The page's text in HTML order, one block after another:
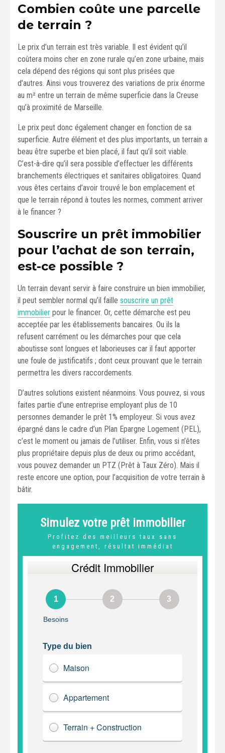
Combien coûte une parcelle
de terrain ?
Le prix d’un terrain est très variable. Il est évident qu’il
coûtera moins cher en zone rurale qu’en zone urbaine, mais
cela dépend des régions qui sont plus prisées que
d’autres. Ainsi vous trouverez des variations de prix énorme
au m² entre un terrain de même superficie dans la Creuse
qu’à proximité de Marseille.
Le prix peut donc également changer en fonction de sa
superficie. Autre élément et des plus importants, un terrain a
beau être superbe et bien placé, il faut qu’il soit viable.
C’est-à-dire qu’il sera possible d’effectuer les différents
branchements électriques et sanitaires obligatoires. Quand
vous êtes certains d’avoir trouvé le bon emplacement et
que le terrain répond à toutes les normes, comment arriver
à le financer ?
Souscrire un prêt immobilier
pour l’achat de son terrain,
est-ce possible ?
Un terrain devant servir à faire construire un bien immobilier,
il peut sembler normal qu’il faille souscrire un prêt
immobilier pour le financer. Or, cette démarche est peu
acceptée par les établissements bancaires. Ou ils la
refusent carrément ou les démarches pour que cela
aboutisse sont longues et laborieuses car il faut apporter
une foule de justificatifs ; dont ceux prouvant que le terrain
permettra les divers raccordements.
D’autres solutions existent néanmoins. Vous pouvez, si vous
faites partie d’une entreprise employant plus de 10
personnes demander le prêt 1% employeur. Si vous avez
épargné dans le cadre d’un Plan Epargne Logement (PEL),
c’est le moment ou jamais de l’utiliser. Enfin, vous si n’êtes
plus propriétaire depuis plus de deux ou primo accédant,
vous pouvez demander un PTZ (Prêt à Taux Zéro). Mais il
reste encore une option, pour l’acquisition de votre terrain à
bâtir.
Simulez votre prêt immobilier
Profitez des meilleurs taux sans
engagement, résultat immédiat